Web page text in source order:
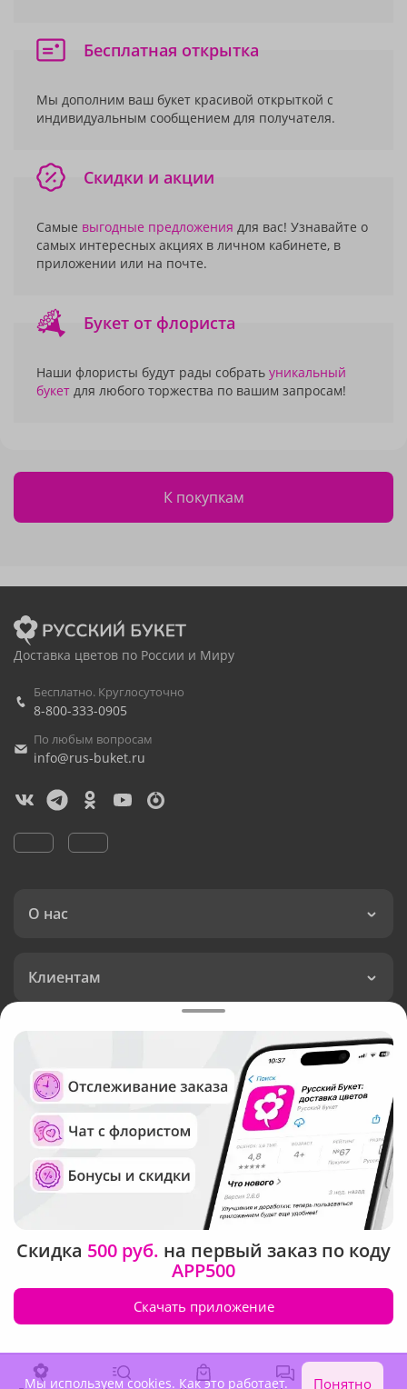
Бесплатная открытка
Мы дополним ваш букет красивой открыткой с
индивидуальным сообщением для получателя.
Скидки и акции
Самые выгодные предложения для вас! Узнавайте о
самых интересных акциях в личном кабинете, в
приложении или на почте.
Букет от флориста
Наши флористы будут рады собрать уникальный
букет для любого торжества по вашим запросам!
К покупкам
Доставка цветов по России и Миру
Бесплатно. Круглосуточно
8-800-333-0905
По любым вопросам
info@rus-buket.ru
О нас
Клиентам
Язык интерфейса: Валюта:
Служба круглосуточной доставки цветов
Русский Букет, 2026
Общество с ограниченной ответственностью «Технология»
ОГРН: 1195476081745, ИНН: 5410081997
Юридический адрес: г. Новосибирск, ул. Ипподромская,
д.42, оф. 3
Скидка 500 руб. на первый заказ по коду
APP500
Скачать приложение
Мы используем cookies. Как это работает. Понятно